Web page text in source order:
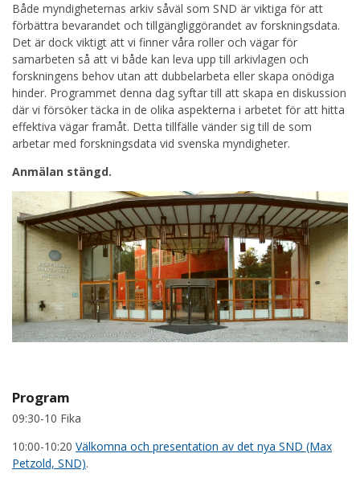
Både myndigheternas arkiv såväl som SND är viktiga för att
förbättra bevarandet och tillgängliggörandet av forskningsdata.
Det är dock viktigt att vi finner våra roller och vägar för
samarbeten så att vi både kan leva upp till arkivlagen och
forskningens behov utan att dubbelarbeta eller skapa onödiga
hinder. Programmet denna dag syftar till att skapa en diskussion
där vi försöker täcka in de olika aspekterna i arbetet för att hitta
effektiva vägar framåt. Detta tillfälle vänder sig till de som
arbetar med forskningsdata vid svenska myndigheter.
Anmälan stängd.
Program
09:30-10 Fika
10:00-10:20 Välkomna och presentation av det nya SND (Max
Petzold, SND).